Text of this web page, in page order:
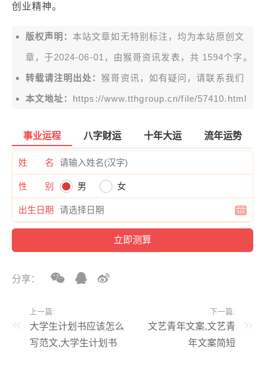
创业精神。
版权声明： 本站文章如无特别标注，均为本站原创文
章，于2024-06-01，由猴哥资讯 发表，共 1594个字。
转载请注明出处：猴哥资讯，如有疑问，请联系我们
本文地址： https://www.tthgroup.cn/file/57410.html
事业运程 八字财运 十年大运 流年运势
姓 名
性 别 男 女
出生日期
分享：
上一篇:
大学生计划书应该怎么
写范文,大学生计划书
下一篇:
文艺青年文案,文艺青
年文案简短